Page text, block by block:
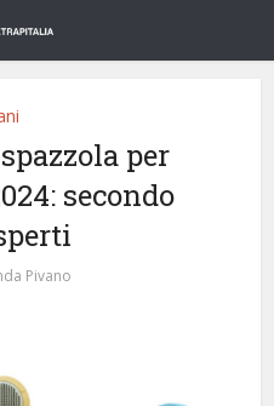
per
secondo
Pivano